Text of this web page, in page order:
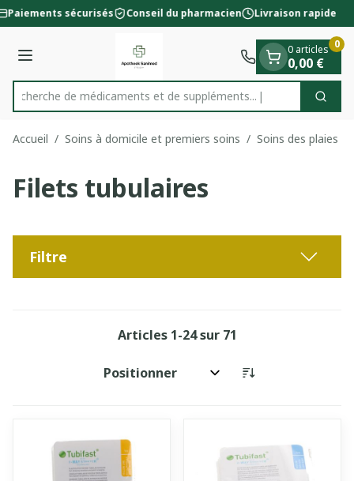
Aller au contenu
1 de 1
Paiements sécurisés Conseil du pharmacien Livraison rapide
Menu
Rechercher
Recherche de médicaments et
0 articles
0,00 €
0
Accueil / Soins à domicile et premiers soins / Soins des plaies
Filets tubulaires
Filtre
Articles 1-24sur 71
Trier par: